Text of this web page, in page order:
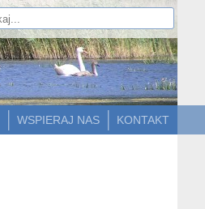
KONTAKT
WSPIERAJ NAS